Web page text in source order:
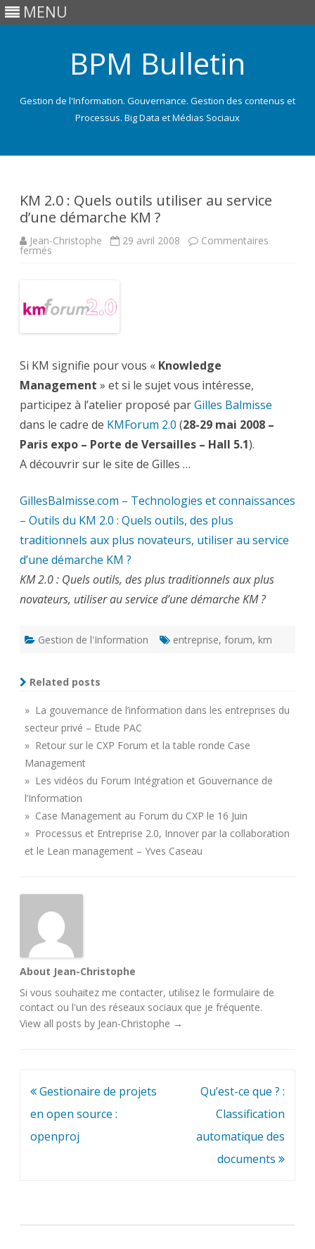
MENU
BPM Bulletin
Gestion de l'Information. Gouvernance. Gestion des contenus et
Processus. Big Data et Médias Sociaux
KM 2.0 : Quels outils utiliser au service
d’une démarche KM ?
Jean-Christophe 29 avril 2008 Commentaires
fermés
outils
utiliser
au
d’une
KM
?
Si KM signifie pour vous « Knowledge
Management » et si le sujet vous intéresse,
participez à l’atelier proposé parGilles Balmisse
dans le cadre de KMForum 2.0 (28-29 mai 2008 –
Paris expo – Porte de Versailles – Hall 5.1).
A découvrir sur le site de Gilles …
GillesBalmisse.com – Technologies et connaissances
– Outils du KM 2.0 : Quels outils, des plus
traditionnels aux plus novateurs, utiliser au service
d’une démarche KM ?
KM 2.0 : Quels outils, des plus traditionnels aux plus
novateurs, utiliser au service d’une démarche KM ?
Gestion de l'Information entreprise, forum, km
Related posts
» La gouvernance de l’information dans les entreprises du
secteur privé – Etude PAC
» Retour sur le CXP Forum et la table ronde Case
Management
» Les vidéos du Forum Intégration et Gouvernance de
l’Information
» Case Management au Forum du CXP le 16 Juin
» Processus et Entreprise 2.0, Innover par la collaboration
et le Lean management – Yves Caseau
About Jean-Christophe
Si vous souhaitez me contacter, utilisez le formulaire de
contact ou l'un des réseaux sociaux que je fréquente.
View all posts by Jean-Christophe →
Navigation
de
l’article
Gestionaire de projets
en open source :
openproj
Qu’est-ce que ? :
Classification
automatique des
documents